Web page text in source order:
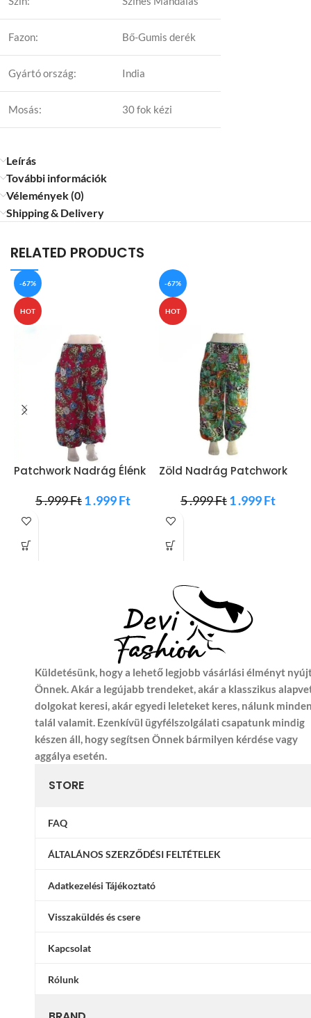
Fazon: Bő-Gumis derék
Gyártó ország: India
Mosás: 30 fok kézi
Leírás
További információk
Vélemények (0)
Shipping & Delivery
RELATED PRODUCTS
-67%
HOT
Patchwork Nadrág Élénk
5 .999Ft1 .999Ft
-67%
HOT
Zöld Nadrág Patchwork
5 .999Ft1 .999Ft
Küldetésünk, hogy a lehető legjobb vásárlási élményt
Önnek. Akár a legújabb trendeket, akár a klasszikus
dolgokat keresi, akár egyedi leleteket keres, nálunk
talál valamit. Ezenkívül ügyfélszolgálati csapatunk mindig
készen áll, hogy segítsen Önnek bármilyen kérdése vagy
aggálya esetén.
STORE
FAQ
ÁLTALÁNOS SZERZŐDÉSI FELTÉTELEK
Adatkezelési Tájékoztató
Visszaküldés és csere
Kapcsolat
Rólunk